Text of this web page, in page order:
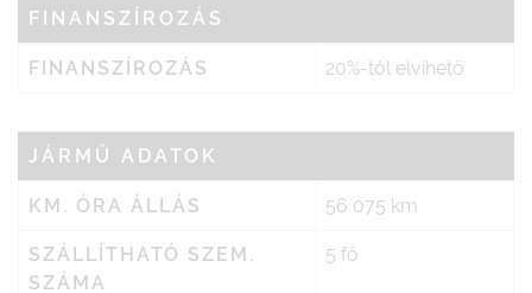
FINANSZÍROZÁS
FINANSZÍROZÁS 20%-tól elvihető
JÁRMŰ ADATOK
KM. ÓRA ÁLLÁS 56 075 km
SZÁLLÍTHATÓ SZEM.
SZÁMA
5 fő